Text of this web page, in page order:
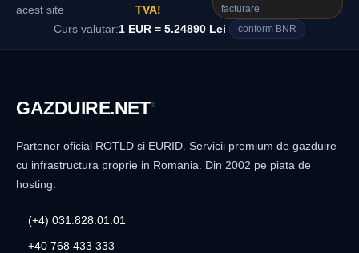
acest site
TVA!
facturare
Curs valutar:1 EUR = 5.24890 Lei conform BNR
GAZDUIRE.NET®
Partener oficial ROTLD si EURID. Servicii premium de gazduire
cu infrastructura proprie in Romania. Din 2002 pe piata de
hosting.
(+4) 031.828.01.01
+40 768 433 333